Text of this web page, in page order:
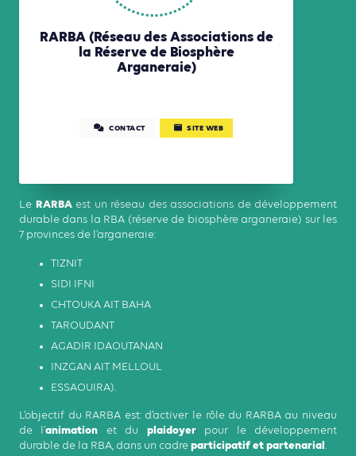
RARBA (Réseau des Associations de
la Réserve de Biosphère
Arganeraie)
CONTACT SITE WEB
Le RARBAest un réseau des associations de développement
durable dans la RBA (réserve de biosphère arganeraie) sur les
7 provinces de l’arganeraie:
TIZNIT
SIDI IFNI
CHTOUKA AIT BAHA
TAROUDANT
AGADIR IDAOUTANAN
INZGAN AIT MELLOUL
ESSAOUIRA).
L’objectif du RARBA est: d’activer le rôle du RARBA au niveau
de l’animation et du plaidoyerpour le développement
durable de la RBA, dans un cadre participatif et partenarial.